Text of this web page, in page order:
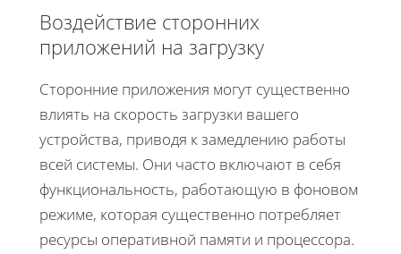
Воздействие сторонних
приложений на загрузку
Сторонние приложения могут существенно
влиять на скорость загрузки вашего
устройства, приводя к замедлению работы
всей системы. Они часто включают в себя
функциональность, работающую в фоновом
режиме, которая существенно потребляет
ресурсы оперативной памяти и процессора.